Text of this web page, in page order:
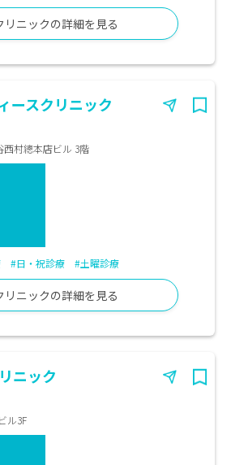
リニックの詳細を見る
ースクリニック
西村總本店ビル 3階
#日・祝診療 #土曜診療
リニックの詳細を見る
ニック
ル3F